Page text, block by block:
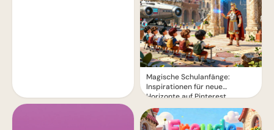
Magische Schulanfänge:
Inspirationen für neue
Horizonte auf Pinterest